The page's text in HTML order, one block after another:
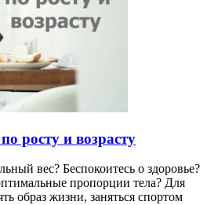
росту и возрасту
вес? Беспокоитесь о здоровье?
пропорции тела? Для
образ жизни, заняться спортом